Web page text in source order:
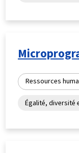
Ressources
Égalité, diversité